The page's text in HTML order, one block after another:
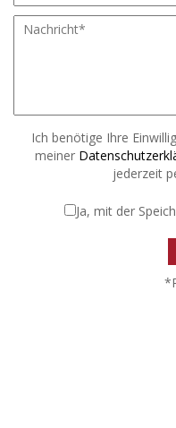
Ich benötige Ihre
meiner
jederzeit
Ja, mit der